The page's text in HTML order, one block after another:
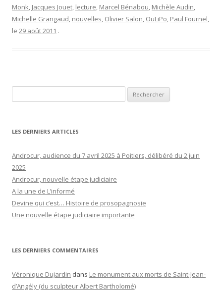
Monk, Jacques Jouet, lecture, Marcel Bénabou, Michèle Audin,
Michelle Grangaud, nouvelles, Olivier Salon, OuLiPo, Paul Fournel,
le 29 août 2011 .
LES DERNIERS ARTICLES
Androcur, audience du 7 avril 2025 à Poitiers, délibéré du 2 juin
2025
Androcur, nouvelle étape judiciaire
A la une de L’informé
Devine qui c’est… Histoire de prosopagnosie
Une nouvelle étape judiciaire importante
LES DERNIERS COMMENTAIRES
Véronique Dujardin dans Le monument aux morts de Saint-Jean-
d’Angély (du sculpteur Albert Bartholomé)